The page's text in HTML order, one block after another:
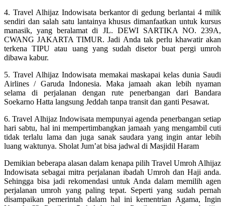
4. Travel Alhijaz Indowisata berkantor di gedung berlantai 4 milik
sendiri dan salah satu lantainya khusus dimanfaatkan untuk kursus
manasik, yang beralamat di JL. DEWI SARTIKA NO. 239A,
CWANG JAKARTA TIMUR. Jadi Anda tak perlu khawatir akan
terkena TIPU atau uang yang sudah disetor buat pergi umroh
dibawa kabur.
5. Travel Alhijaz Indowisata memakai maskapai kelas dunia Saudi
Airlines / Garuda Indonesia. Maka jamaah akan lebih nyaman
selama di perjalanan dengan rute penerbangan dari Bandara
Soekarno Hatta langsung Jeddah tanpa transit dan ganti Pesawat.
6. Travel Alhijaz Indowisata mempunyai agenda penerbangan setiap
hari sabtu, hal ini mempertimbangkan jamaah yang mengambil cuti
tidak terlalu lama dan juga sanak saudara yang ingin antar lebih
luang waktunya. Sholat Jum’at bisa jadwal di Masjidil Haram
Demikian beberapa alasan dalam kenapa pilih Travel Umroh Alhijaz
Indowisata sebagai mitra perjalanan ibadah Umroh dan Haji anda.
Sehingga bisa jadi rekomendasi untuk Anda dalam memilih agen
perjalanan umroh yang paling tepat. Seperti yang sudah pernah
disampaikan pemerintah dalam hal ini kementrian Agama, Ingin